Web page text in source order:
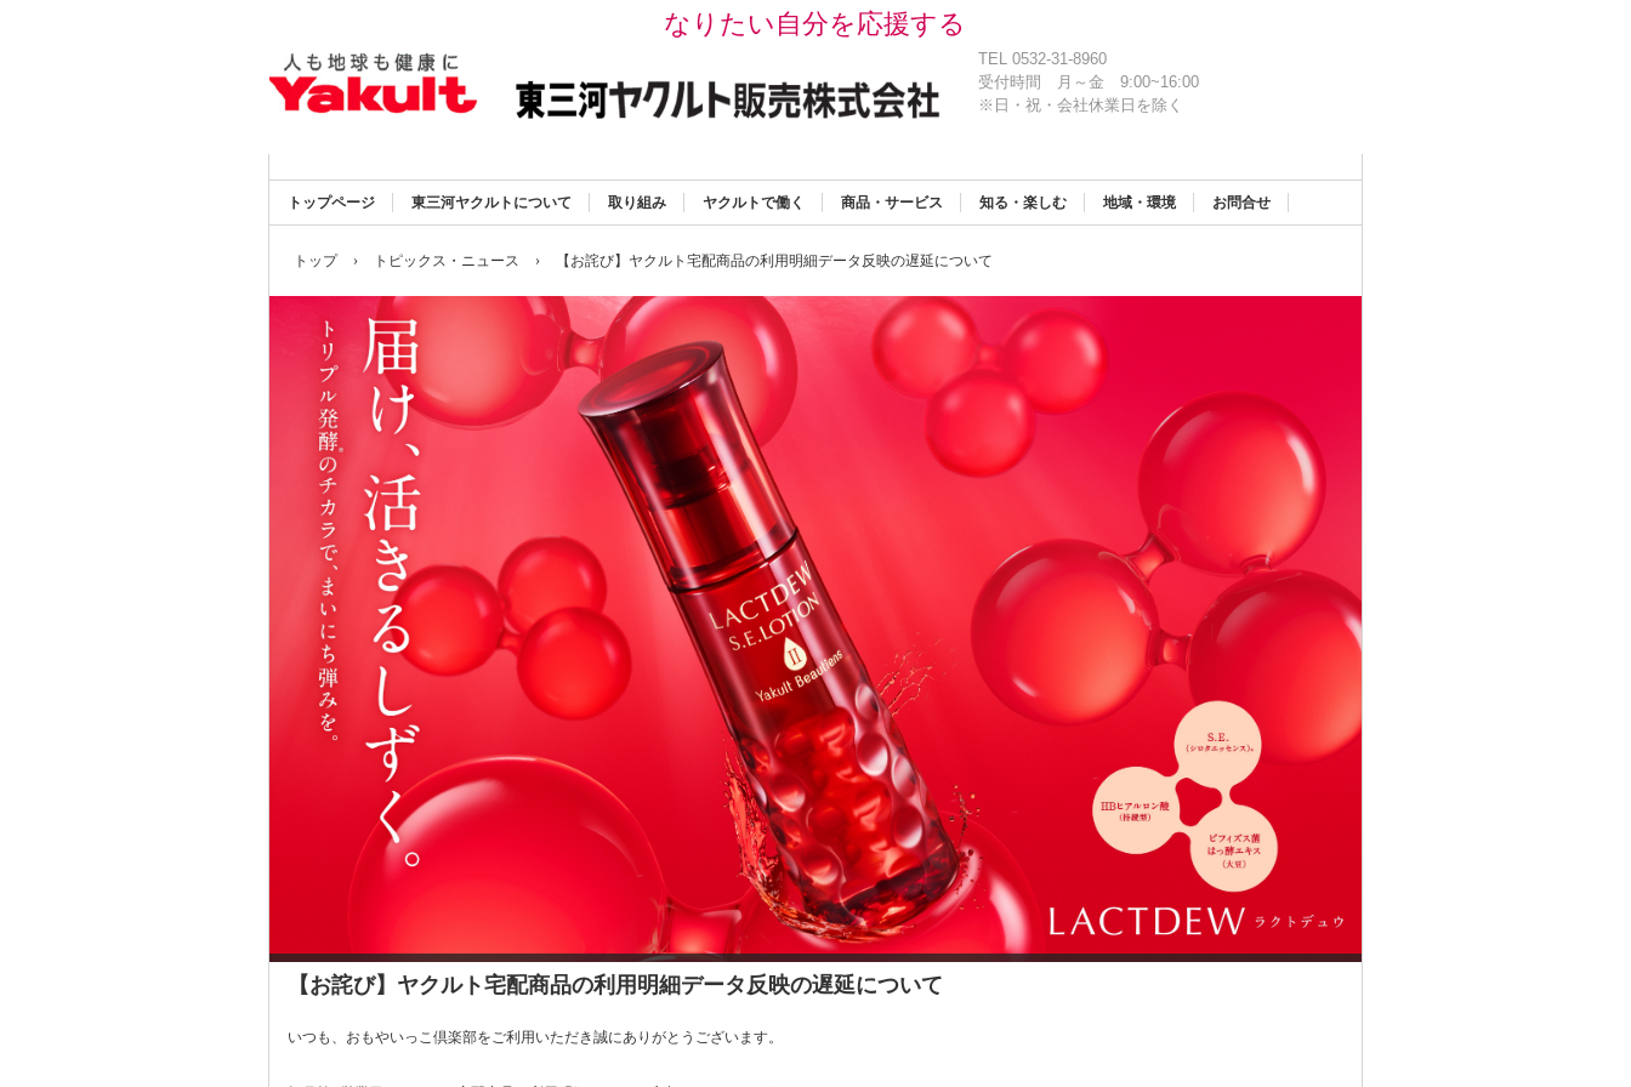
なりたい自分を応援する
TEL 0532-31-8960
受付時間
月～金 9:00~16:00
※日・祝・会社休業日を除く
トップページ 東三河ヤクルトについて 取り組み ヤクルトで働く 商品・サービス 知る・楽しむ 地域・環境 お問合せ
トップ › トピックス・ニュース › 【お詫び】ヤクルト宅配商品の利用明細データ反映の遅延について
【お詫び】ヤクルト宅配商品の利用明細データ反映の遅延について
いつも、おもやいっこ倶楽部をご利用いただき誠にありがとうございます。